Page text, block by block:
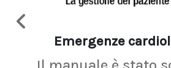
Emergenze